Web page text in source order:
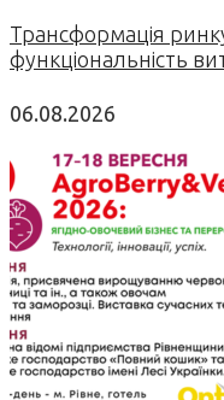
Трансформація
функціональність
06.08.2026